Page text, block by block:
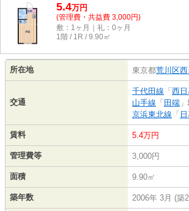
5.4万円
(管理費・共益費 3,000円)
敷：1ヶ月｜礼：0ヶ月
1階 / 1R / 9.90㎡
所在地 東京都荒川区
交通
千代田線 「 西
山手線 「 田端
京浜東北線 「
賃料 5.4万円
管理費等 3,000円
面積 9.90㎡
築年数 2006年 3月 (築